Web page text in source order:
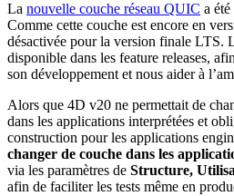
La nouvelle couche réseau QUIC a
Comme cette couche est encore en
désactivée pour la version finale LTS.
disponible dans les feature releases,
son développement et nous aider à
Alors que 4D v20 ne permettait de
dans les applications interprétées et
construction pour les applications
changer de couche dans les
via les paramètres de Structure,
afin de faciliter les tests même en